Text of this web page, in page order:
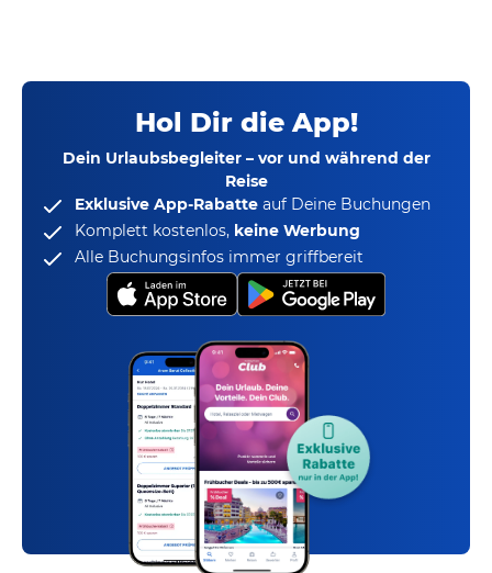
Hol Dir die App!
Dein Urlaubsbegleiter – vor und während der
Reise
Exklusive App-Rabatte auf Deine Buchungen
Komplett kostenlos, keine Werbung
Alle Buchungsinfos immer griffbereit